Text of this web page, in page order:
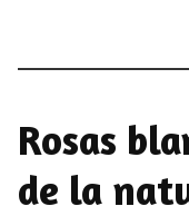
Rosas
de la